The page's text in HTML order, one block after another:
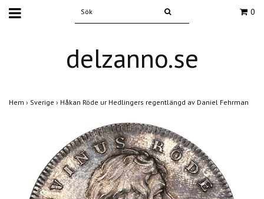
0
delzanno.se
Hem › Sverige › Håkan Röde ur Hedlingers regentlängd av Daniel Fehrman